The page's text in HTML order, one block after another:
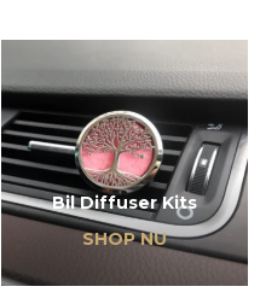
Bil Diffuser Kits
SHOP NU